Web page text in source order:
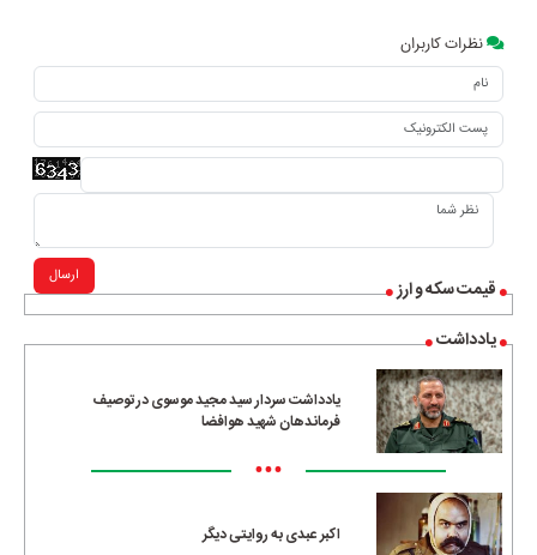
قیمت سکه و ارز
یادداشت
یادداشت سردار سید مجید موسوی در توصیف
فرماندهان شهید هوافضا
•••
اکبر عبدی به روایتی دیگر
نظرات کاربران
ارسال